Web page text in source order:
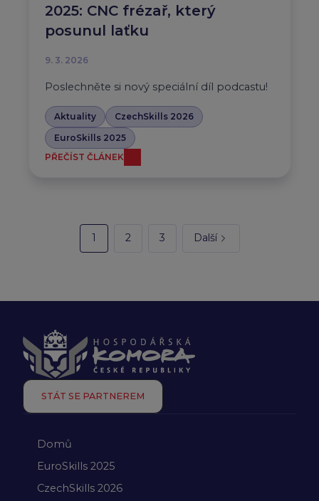
2025: CNC frézař, který
posunul laťku
9. 3. 2026
Poslechněte si nový speciální díl podcastu!
Aktuality
CzechSkills 2026
EuroSkills 2025
PŘEČÍST ČLÁNEK
1 2 3 Další
STÁT SE PARTNEREM
Domů
EuroSkills 2025
CzechSkills 2026